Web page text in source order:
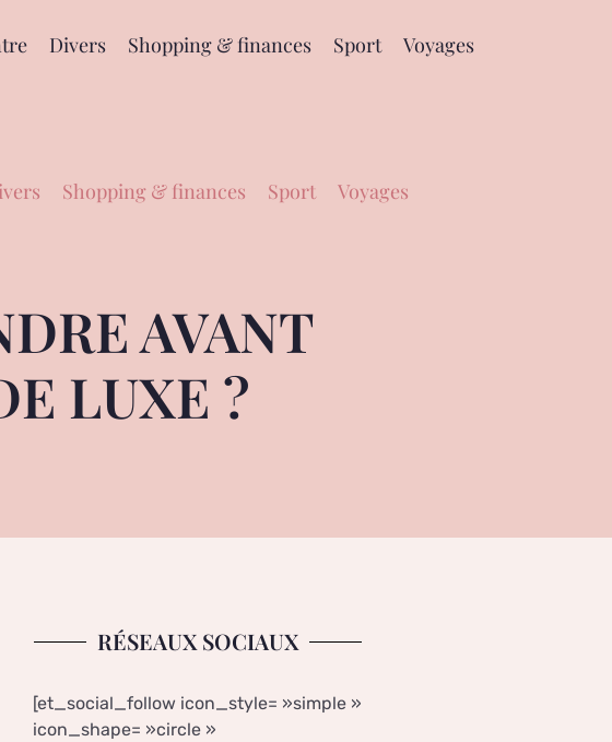
Divers Shopping & finances Sport Voyages
Shopping & finances Sport Voyages
AVANT
LUXE ?
RÉSEAUX SOCIAUX
[et_social_follow icon_style= »simple »
icon_shape= »circle »